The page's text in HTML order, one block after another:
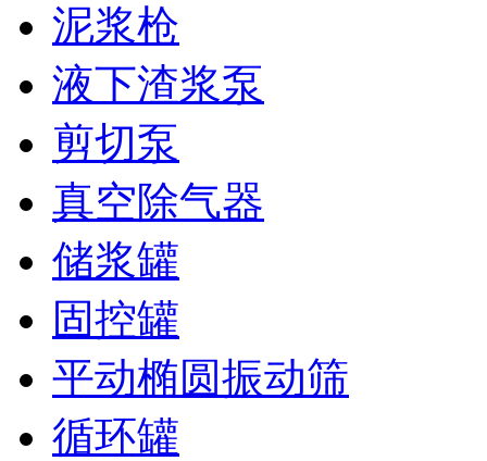
泥浆枪
液下渣浆泵
剪切泵
真空除气器
储浆罐
固控罐
平动椭圆振动筛
循环罐